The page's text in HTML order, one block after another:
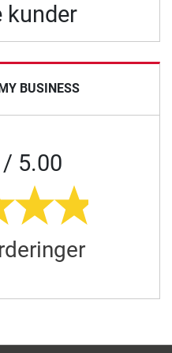
kunder
BUSINESS
/ 5.00